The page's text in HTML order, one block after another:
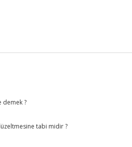
demek ?
tabi midir ?